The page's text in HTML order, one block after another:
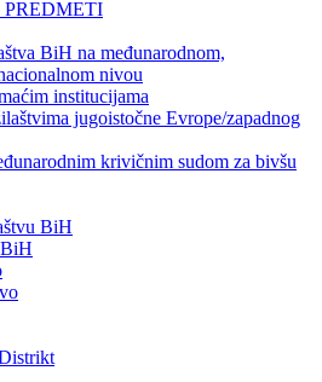
BiH na međunarodnom,
nivou
institucijama
jugoistočne Evrope/zapadnog
krivičnim sudom za bivšu
BiH